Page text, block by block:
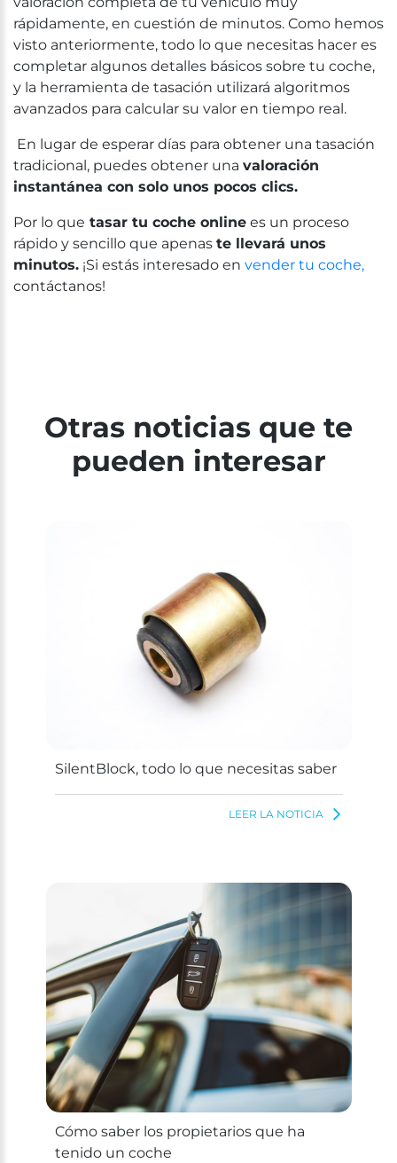
rápidamente, en cuestión de minutos. Como hemos
visto anteriormente, todo lo que necesitas hacer es
completar algunos detalles básicos sobre tu coche,
y la herramienta de tasación utilizará algoritmos
avanzados para calcular su valor en tiempo real.
En lugar de esperar días para obtener una tasación
tradicional, puedes obtener una valoración
instantánea con solo unos pocos clics.
Por lo que tasar tu coche online es un proceso
rápido y sencillo que apenas te llevará unos
minutos. ¡Si estás interesado en vender tu coche,
contáctanos!
Otras noticias que te
pueden interesar
SilentBlock, todo lo que necesitas saber
LEER LA NOTICIA
Cómo saber los propietarios que ha
tenido un coche